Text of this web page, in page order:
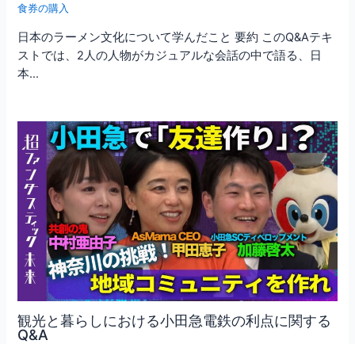
食券の購入
日本のラーメン文化について学んだこと 要約 このQ&Aテキ
ストでは、2人の人物がカジュアルな会話の中で語る、日
本…
観光と暮らしにおける小田急電鉄の利点に関する
Q&A